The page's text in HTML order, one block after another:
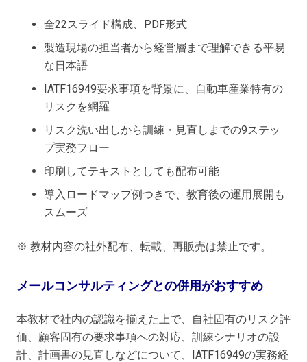
全22スライド構成、PDF形式
製造現場の担当者から経営層まで理解できる平易
な日本語
IATF16949要求事項を背景に、自動車産業特有の
リスクを網羅
リスク洗い出しから訓練・見直しまでの9ステッ
プ実務フロー
印刷してテキストとしても配布可能
導入ロードマップ例つきで、教育後の運用展開も
スムーズ
※ 教材内容の社外配布、転載、再販売は禁止です。
メールコンサルティングとの併用がおすすめ
本教材で社内の認識を揃えた上で、自社固有のリスク評
価、顧客固有の要求事項への対応、訓練シナリオの設
計、計画書の見直しなどについて、IATF16949の実務経